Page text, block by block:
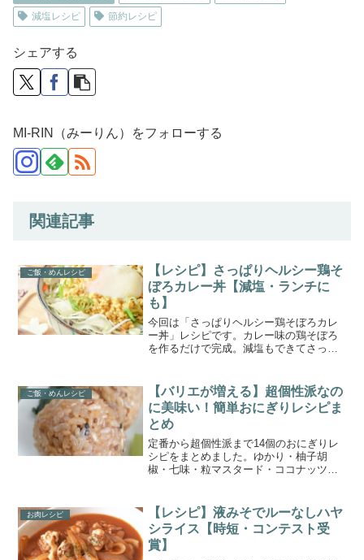
減塩レシピ
節約レシピ
シェアする
MI-RIN（みーりん）をフォローする
関連記事
ご飯・めんレシピ
【レシピ】さっぱりヘルシー鶏そ
ぼろカレー丼【減塩・ランチに
も】
今回は「さっぱりヘルシー鶏そぼろカレ
ー丼」レシピです。カレー味の鶏そぼろ
を作るだけで完成。減塩もできてさっぱ
ご飯・めんレシピ
【バリエが増える】超個性派なの
に美味い！簡単おにぎりレシピま
とめ
定番から超個性派まで14個のおにぎりレ
シピをまとめました。ゆかり・柚子胡
椒・七味・粒マスタード・ココナッツオ
ペッパーなど多彩なバリエーションで紹
介しています。意外なものが見つかるか
も！？
お肉レシピ
【レシピ】液みそでルーなしハヤ
シライス【時短・コンテスト受
賞】